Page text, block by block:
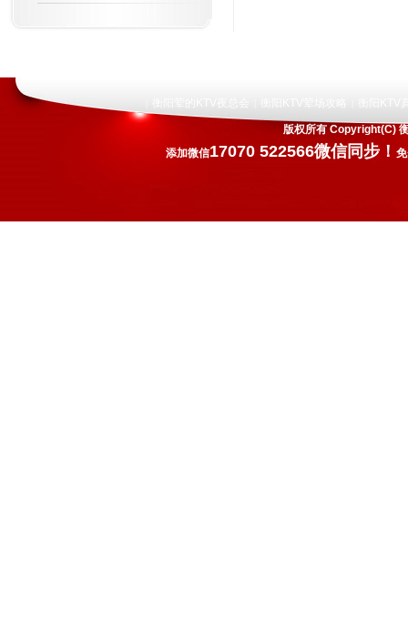
版权所有 Copyright(C)
添加微信17070 522566微信同步！